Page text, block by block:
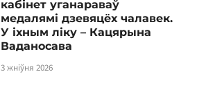
кабінет уганараваў
медалямі дзевяцёх чалавек.
У іхным ліку – Кацярына
Ваданосава
3 жніўня 2026